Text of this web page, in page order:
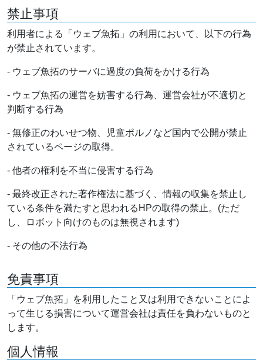
禁止事項
利用者による「ウェブ魚拓」の利用において、以下の行為
が禁止されています。
- ウェブ魚拓のサーバに過度の負荷をかける行為
- ウェブ魚拓の運営を妨害する行為、運営会社が不適切と
判断する行為
- 無修正のわいせつ物、児童ポルノなど国内で公開が禁止
されているページの取得。
- 他者の権利を不当に侵害する行為
- 最終改正された著作権法に基づく、情報の収集を禁止し
ている条件を満たすと思われるHPの取得の禁止。(ただ
し、ロボット向けのものは無視されます)
- その他の不法行為
免責事項
「ウェブ魚拓」を利用したこと又は利用できないことによ
って生じる損害について運営会社は責任を負わないものと
します。
個人情報